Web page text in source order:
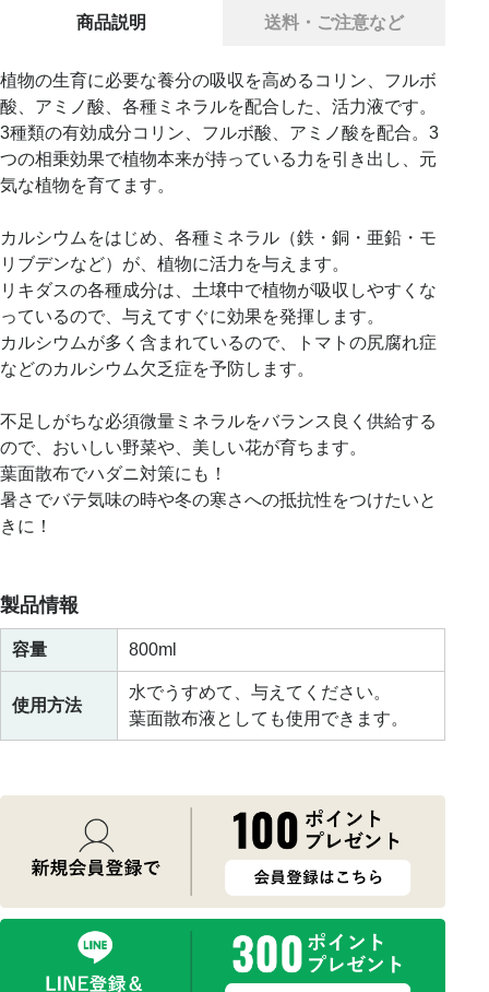
商品説明 送料・ご注意など
植物の生育に必要な養分の吸収を高めるコリン、フルボ
酸、アミノ酸、各種ミネラルを配合した、活力液です。
3種類の有効成分コリン、フルボ酸、アミノ酸を配合。3
つの相乗効果で植物本来が持っている力を引き出し、元
気な植物を育てます。
カルシウムをはじめ、各種ミネラル（鉄・銅・亜鉛・モ
リブデンなど）が、植物に活力を与えます。
リキダスの各種成分は、土壌中で植物が吸収しやすくな
っているので、与えてすぐに効果を発揮します。
カルシウムが多く含まれているので、トマトの尻腐れ症
などのカルシウム欠乏症を予防します。
不足しがちな必須微量ミネラルをバランス良く供給する
ので、おいしい野菜や、美しい花が育ちます。
葉面散布でハダニ対策にも！
暑さでバテ気味の時や冬の寒さへの抵抗性をつけたいと
きに！
製品情報
容量 800ml
使用方法
水でうすめて、与えてください。
葉面散布液としても使用できます。